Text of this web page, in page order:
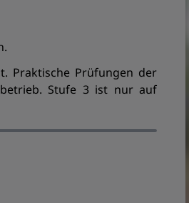
Praktische Prüfungen der
Stufe 3 ist nur auf